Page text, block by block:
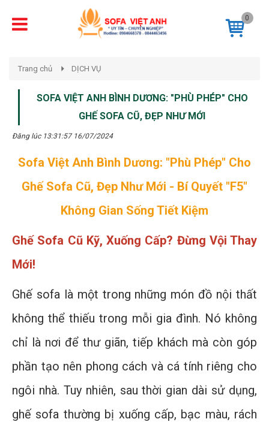
0
Trang chủ DỊCH VỤ
SOFA VIỆT ANH BÌNH DƯƠNG: "PHÙ PHÉP" CHO
GHẾ SOFA CŨ, ĐẸP NHƯ MỚI
Đăng lúc 13:31:57 16/07/2024
Sofa Việt Anh Bình Dương: "Phù Phép" Cho
Ghế Sofa Cũ, Đẹp Như Mới - Bí Quyết "F5"
Không Gian Sống Tiết Kiệm
Ghế Sofa Cũ Kỹ, Xuống Cấp? Đừng Vội Thay
Mới!
Ghế sofa là một trong những món đồ nội thất
không thể thiếu trong mỗi gia đình. Nó không
chỉ là nơi để thư giãn, tiếp khách mà còn góp
phần tạo nên phong cách và cá tính riêng cho
ngôi nhà. Tuy nhiên, sau thời gian dài sử dụng,
ghế sofa thường bị xuống cấp, bạc màu, rách